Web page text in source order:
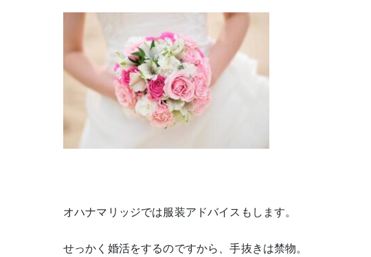
オハナマリッジでは服装アドバイスもします。
せっかく婚活をするのですから、手抜きは禁物。